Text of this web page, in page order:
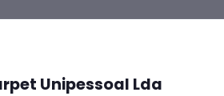
Unipessoal Lda